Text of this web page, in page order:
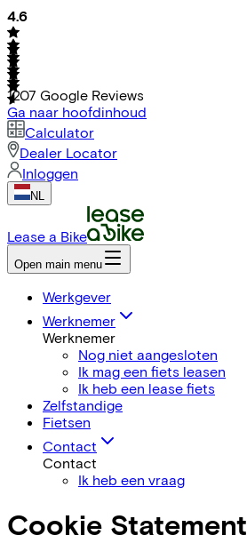
4.6
1207 Google Reviews
Ga naar hoofdinhoud
Calculator
Dealer Locator
Inloggen
NL
Lease a Bike
Open main menu
Werkgever
Werknemer
Werknemer
Nog niet aangesloten
Ik mag een fiets leasen
Ik heb een lease fiets
Zelfstandige
Fietsen
Contact
Contact
Ik heb een vraag
Cookie Statement